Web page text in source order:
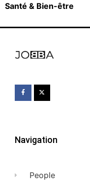
Santé & Bien-être
Navigation
People